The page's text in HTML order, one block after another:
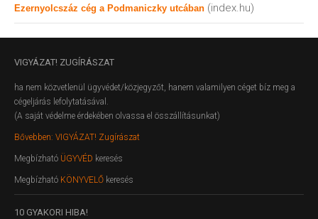
Ezernyolcszáz cég a Podmaniczky utcában (index.hu)
VIGYÁZAT! ZUGÍRÁSZAT
ha nem közvetlenül ügyvédet/közjegyzőt, hanem valamilyen céget bíz meg a
cégeljárás lefolytatásával.
(A saját védelme érdekében olvassa el összállításunkat)
Bővebben: VIGYÁZAT! Zugírászat
Megbízható ÜGYVÉD keresés
Megbízható KÖNYVELŐ keresés
10 GYAKORI HIBA!